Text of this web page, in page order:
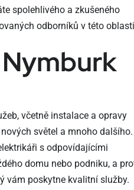
spolehlivého a zkušeného
odborníků v této
včetně instalace a opravy
světel a mnoho dalšího.
s odpovídajícími
domu nebo podniku, a
vám poskytne kvalitní služby.